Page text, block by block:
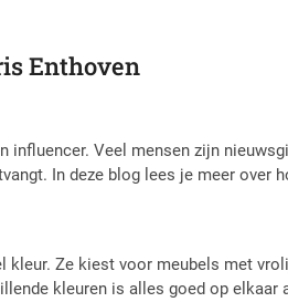
Enthoven
influencer. Veel mensen zijn
In deze blog lees je meer over
kleur. Ze kiest voor meubels met
kleuren is alles goed op